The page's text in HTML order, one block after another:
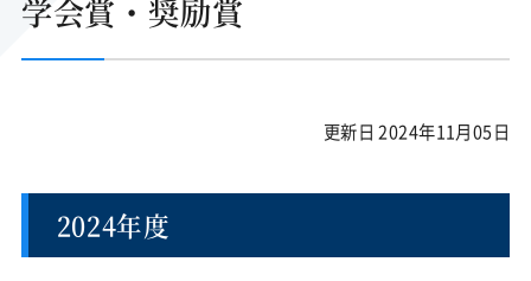
学会賞・奨励賞
更新日 2024年11月05日
2024年度